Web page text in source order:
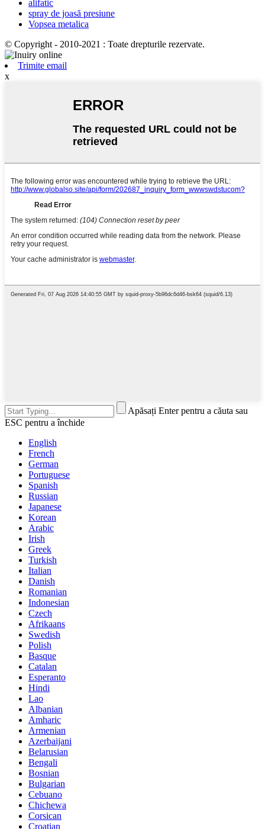
alifatic
spray de joasă presiune
Vopsea metalica
© Copyright - 2010-2021 : Toate drepturile rezervate.
Trimite email
x
Apăsați Enter pentru a căuta sau
ESC pentru a închide
English
French
German
Portuguese
Spanish
Russian
Japanese
Korean
Arabic
Irish
Greek
Turkish
Italian
Danish
Romanian
Indonesian
Czech
Afrikaans
Swedish
Polish
Basque
Catalan
Esperanto
Hindi
Lao
Albanian
Amharic
Armenian
Azerbaijani
Belarusian
Bengali
Bosnian
Bulgarian
Cebuano
Chichewa
Corsican
Croatian